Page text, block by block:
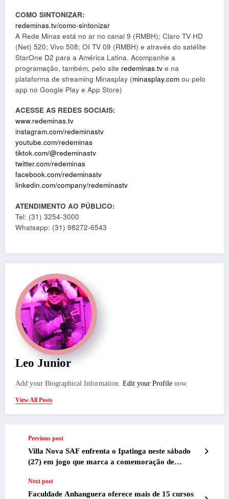
COMO SINTONIZAR:
redeminas.tv/como-sintonizar
A Rede Minas está no ar no canal 9 (RMBH); Claro TV HD
(Net) 520; Vivo 508; OI TV 09 (RMBH) e através do satélite
StarOne D2 para a América Latina. Acompanhe a
programação, também, pelo site redeminas.tv e na
plataforma de streaming Minasplay (minasplay.com ou pelo
app no Google Play e App Store)
ACESSE AS REDES SOCIAIS:
www.redeminas.tv
instagram.com/redeminastv
youtube.com/redeminas
tiktok.com/@redeminastv
twitter.com/redeminas
facebook.com/redeminastv
linkedin.com/company/redeminastv
ATENDIMENTO AO PÚBLICO:
Tel: (31) 3254-3000
Whatsapp: (31) 98272-6543
Leo Junior
Add your Biographical Information. Edit your Profile now.
View All Posts
Previous post
Villa Nova SAF enfrenta o Ipatinga neste sábado
(27) em jogo que marca a comemoração de
Next post
Faculdade Anhanguera oferece mais de 15 cursos